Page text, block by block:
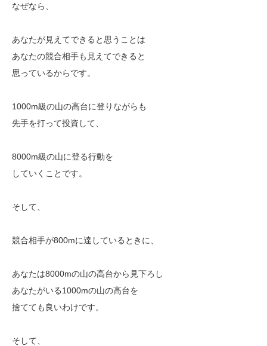
なぜなら、
あなたが見えてできると思うことは
あなたの競合相手も見えてできると
思っているからです。
1000m級の山の高台に登りながらも
先手を打って投資して、
8000m級の山に登る行動を
していくことです。
そして、
競合相手が800mに達しているときに、
あなたは8000mの山の高台から見下ろし
あなたがいる1000mの山の高台を
捨てても良いわけです。
そして、